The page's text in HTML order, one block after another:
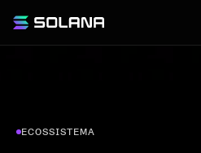
ECOSSISTEMA